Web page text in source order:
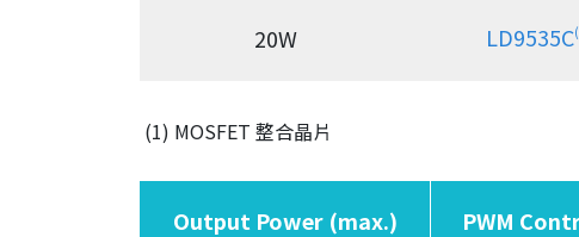
20W LD9535C
(1) MOSFET 整合晶片
Output Power (max.) PWM